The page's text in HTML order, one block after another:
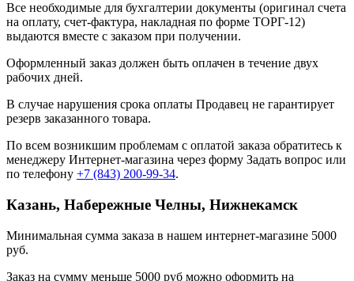
Все необходимые для бухгалтерии документы (оригинал счета
на оплату, счет-фактура, накладная по форме ТОРГ-12)
выдаются вместе с заказом при получении.
Оформленный заказ должен быть оплачен в течение двух
рабочих дней.
В случае нарушения срока оплаты Продавец не гарантирует
резерв заказанного товара.
По всем возникшим проблемам с оплатой заказа обратитесь к
менеджеру Интернет-магазина через форму Задать вопрос или
по телефону +7 (843) 200-99-34.
Казань, Набережные Челны, Нижнекамск
Минимальная сумма заказа в нашем интернет-магазине 5000
руб.
Заказ на сумму меньше 5000 руб можно оформить на